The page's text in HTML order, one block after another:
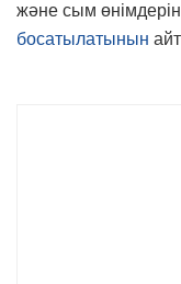
және сым
босатылатынын